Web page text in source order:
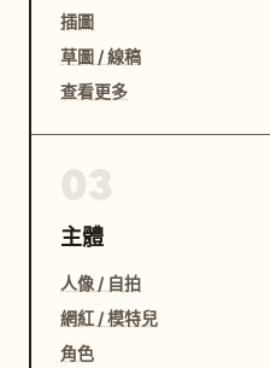
插圖
草圖 / 線稿
查看更多
主體
人像 / 自拍
網紅 / 模特兒
角色